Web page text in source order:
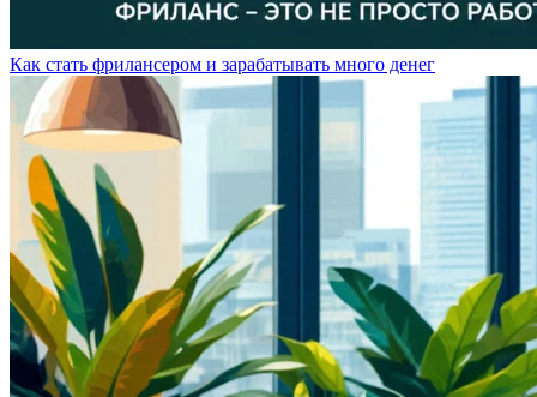
Как стать фрилансером и зарабатывать много денег